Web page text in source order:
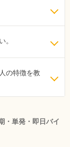
。
の特徴を教
・単発・即日バイ